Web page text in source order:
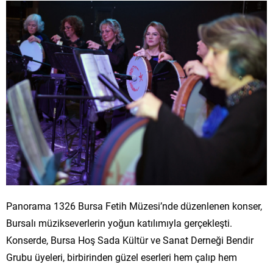
Panorama 1326 Bursa Fetih Müzesi’nde düzenlenen konser,
Bursalı müzikseverlerin yoğun katılımıyla gerçekleşti.
Konserde, Bursa Hoş Sada Kültür ve Sanat Derneği Bendir
Grubu üyeleri, birbirinden güzel eserleri hem çalıp hem